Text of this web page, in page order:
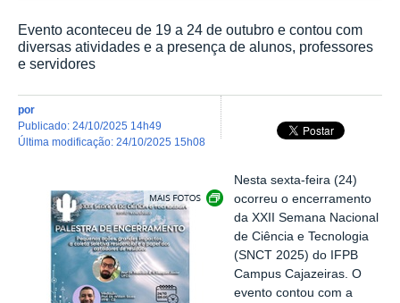
Evento aconteceu de 19 a 24 de outubro e contou com
diversas atividades e a presença de alunos, professores
e servidores
por
publicado: 24/10/2025 14h49
última modificação: 24/10/2025 15h08
Exibir carrossel de imagens
Nesta sexta-feira (24)
ocorreu o encerramento
da XXII Semana Nacional
de Ciência e Tecnologia
(SNCT 2025) do IFPB
Campus Cajazeiras. O
evento contou com a